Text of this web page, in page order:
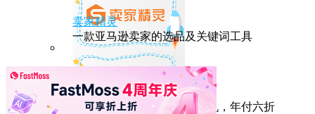
卖家精灵
一款亚马逊卖家的选品及关键词工具
HostEase
性能出众的高性价比美国主机，年付六折